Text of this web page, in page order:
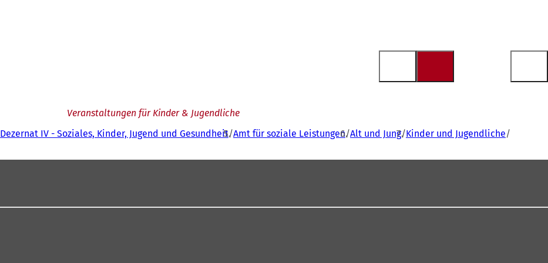
Veranstaltungen für Kinder & Jugendliche
Dezernat IV - Soziales, Kinder, Jugend und Gesundheit Amt für soziale Leistungen Alt und Jung Kinder und Jugendliche